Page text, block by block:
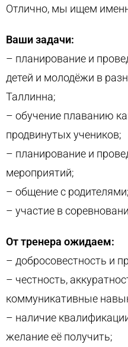
Отлично, мы ищем
Ваши задачи:
– планирование и
детей и молодёжи в
Таллинна;
– обучение плаванию
продвинутых учеников;
– планирование и
мероприятий;
– общение с родителями;
– участие в
От тренера ожидаем:
– добросовестность и
– честность,
коммуникативные
– наличие
желание её получить;